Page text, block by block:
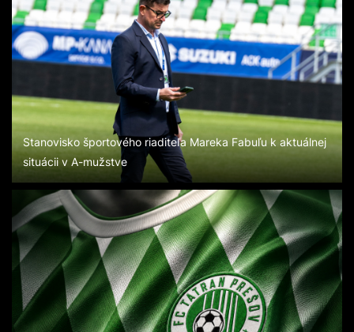
Stanovisko športového riaditeľa Mareka Fabuľu k aktuálnej
situácii v A-mužstve